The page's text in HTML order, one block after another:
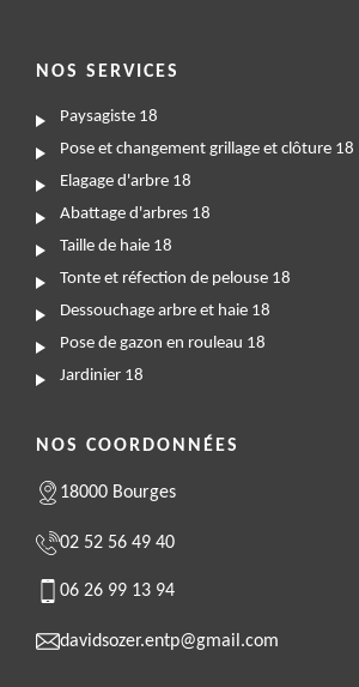
NOS SERVICES
Paysagiste 18
Pose et changement grillage et clôture 18
Elagage d'arbre 18
Abattage d'arbres 18
Taille de haie 18
Tonte et réfection de pelouse 18
Dessouchage arbre et haie 18
Pose de gazon en rouleau 18
Jardinier 18
NOS COORDONNÉES
18000 Bourges
02 52 56 49 40
06 26 99 13 94
davidsozer.entp@gmail.com